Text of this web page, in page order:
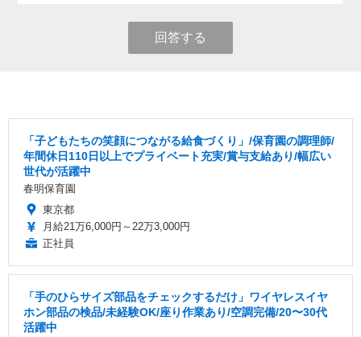
回答する
「子どもたちの笑顔につながる給食づくり」/保育園の調理師/
年間休日110日以上でプライベート充実/賞与支給あり/幅広い
世代が活躍中
春明保育園
東京都
月給21万6,000円～22万3,000円
正社員
「手のひらサイズ部品をチェックするだけ」ワイヤレスイヤ
ホン部品の検品/未経験OK/座り作業あり/空調完備/20〜30代
活躍中